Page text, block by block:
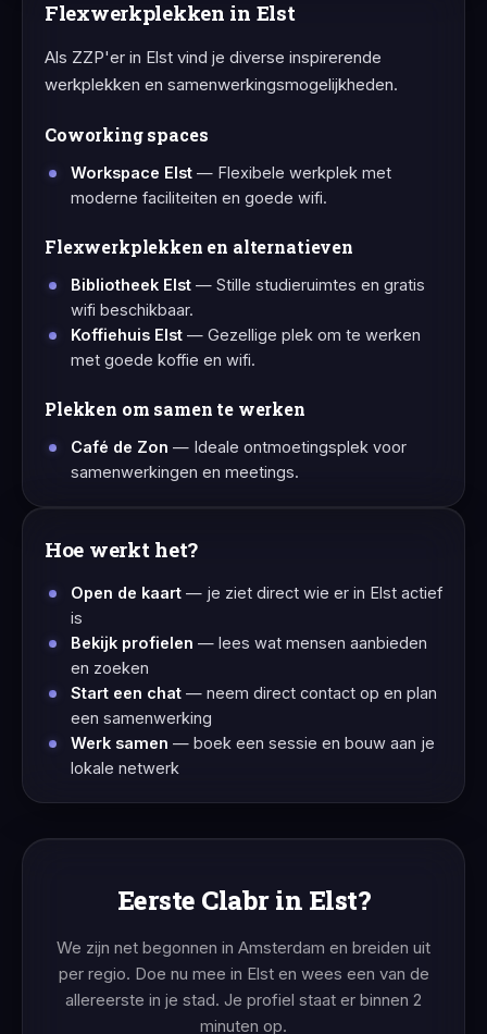
Flexwerkplekken in Elst
Als ZZP'er in Elst vind je diverse inspirerende
werkplekken en samenwerkingsmogelijkheden.
Coworking spaces
Workspace Elst — Flexibele werkplek met
moderne faciliteiten en goede wifi.
Flexwerkplekken en alternatieven
Bibliotheek Elst — Stille studieruimtes en gratis
wifi beschikbaar.
Koffiehuis Elst — Gezellige plek om te werken
met goede koffie en wifi.
Plekken om samen te werken
Café de Zon — Ideale ontmoetingsplek voor
samenwerkingen en meetings.
Hoe werkt het?
Open de kaart — je ziet direct wie er in Elst actief
is
Bekijk profielen — lees wat mensen aanbieden
en zoeken
Start een chat — neem direct contact op en plan
een samenwerking
Werk samen — boek een sessie en bouw aan je
lokale netwerk
Eerste Clabr in Elst?
We zijn net begonnen in Amsterdam en breiden uit
per regio. Doe nu mee in Elst en wees een van de
allereerste in je stad. Je profiel staat er binnen 2
minuten op.